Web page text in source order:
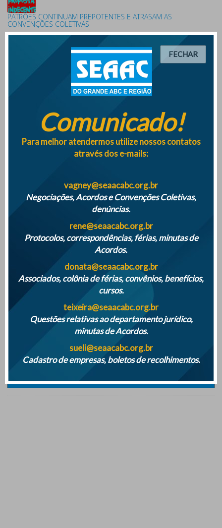
PATRÕES CONTINUAM PREPOTENTES E ATRASAM AS
CONVENÇÕES COLETIVAS
PROPOSTAS INDECENTES DOS PATRÕES IMPEDEM
FORMALIZAÇÃO DE CONVENÇÕES COLETIVAS
Empresas terão que monitorar saúde mental dos
trabalhadores a partir de maio 2025
VESPERA DE NATAL DE 2024
ATENÇÃO PARA O INICIO DAS FÉRIAS COLETIVAS DE 2024
Mais notícias
FECHAR
Comunicado!
Para melhor atendermos utilize nossos contatos
através dos e-mails:
vagney@seaacabc.org.br
Negociações, Acordos e Convenções Coletivas,
denúncias.
rene@seaacabc.org.br
Protocolos, correspondências, férias, minutas de
Acordos.
donata@seaacabc.org.br
Associados, colônia de férias, convênios, benefícios,
cursos.
teixeira@seaacabc.org.br
Questões relativas ao departamento jurídico,
minutas de Acordos.
sueli@seaacabc.org.br
Cadastro de empresas, boletos de recolhimentos.